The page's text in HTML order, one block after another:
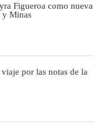
Figueroa como nueva
y Minas
por las notas de la